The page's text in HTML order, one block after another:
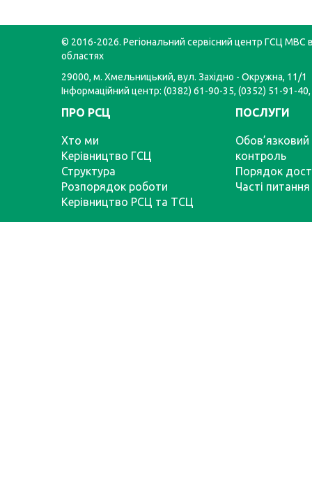
© 2016-2026. Регіональний сервісний центр ГСЦ МВС
областях
29000, м. Хмельницький, вул. Західно - Окружна, 11/1
Інформаційний центр: (0382) 61-90-35, (0352) 51-91-
ПРО РСЦ
Хто ми
Керівництво ГСЦ
Структура
Розпорядок роботи
Керівництво РСЦ та ТСЦ
ПОСЛУГИ
Обов’язковий
контроль
Порядок
Часті питання